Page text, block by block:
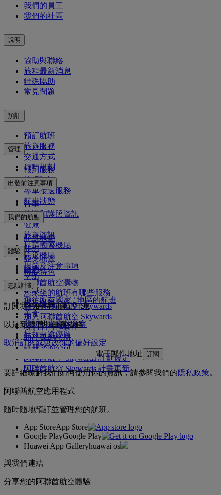
我們的員工
我們的社區
說明
協助與聯絡
旅程最新消息
特殊協助
常見問題
預訂
預訂航班
旅遊服務
交通方式
行程規劃
管理
報到服務
管理預訂
專車接送服務
航班狀態
出發前注意事項
行李
簽證和護照資訊
健康
旅遊資訊
杜拜國際機場
往返機場
規範及注意事項
我們的航點
航線地圖
非洲
亞太地區
歐洲
美洲
中東
飛往所有國家 / 地區的航班
體驗
機艙特色
阿聯酋航空購物
您乘坐的航班有哪些服務
機上娛樂
美食
我們的貴賓休息室
杜拜中途停留
忠誠計劃
登入阿聯酋航空 Skywards
加入阿聯酋航空 Skywards
我們的合作夥伴
商務獎勵權益
註冊您的公司
阿聯酋航空 Skywards 計劃規定
阿聯酋航空 Skywards 計畫更新
訂閱我們的特別優惠訊息
以最新票價與優惠省錢。
取消訂閱或更改你的偏好設定
電子郵件地址 訂閱
要詳細瞭解我們如何使用你的資訊，請參閱我們的隱私政策。
阿聯酋航空應用程式
隨時隨地預訂並管理您的航班。
App StoreApp Store
Google PlayGoogle Play
Huawei App Galleryhuawai os
與我們連結
分享您的阿聯酋航空體驗